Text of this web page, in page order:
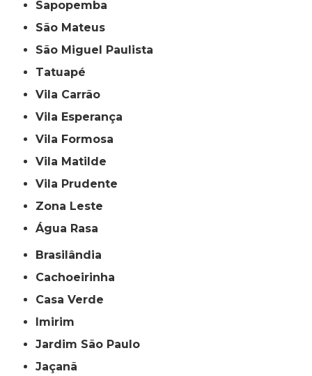
Sapopemba
São Mateus
São Miguel Paulista
Tatuapé
Vila Carrão
Vila Esperança
Vila Formosa
Vila Matilde
Vila Prudente
Zona Leste
Água Rasa
Brasilândia
Cachoeirinha
Casa Verde
Imirim
Jardim São Paulo
Jaçanã